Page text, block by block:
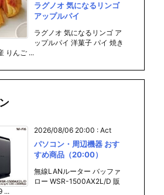
ラグノオ 気になるリンゴ
アップルパイ
ラグノオ 気になるリンゴ ア
ップルパイ 洋菓子 パイ 焼き
りんご ...
2026/08/06 20:00 : Act
パソコン・周辺機器 おす
すめ商品（20:00）
無線LANルーター バッファ
ロー WSR-1500AX2L/D 販
...